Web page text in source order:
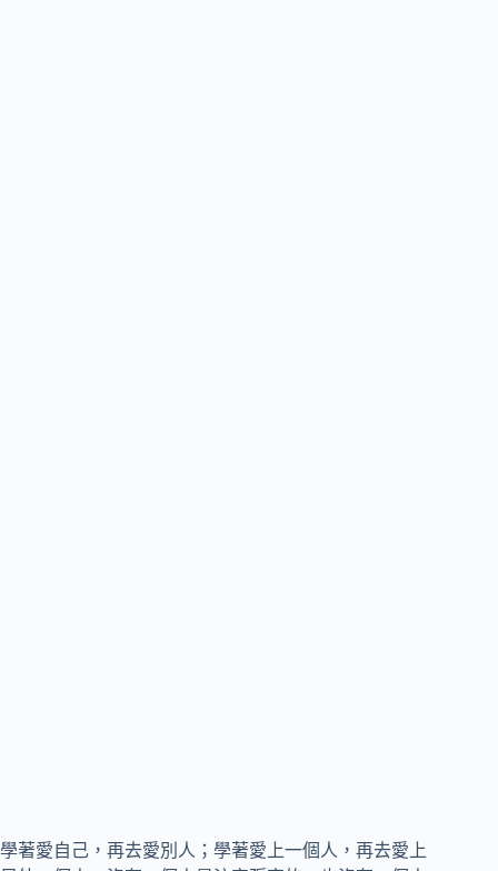
學著愛自己，再去愛別人；學著愛上一個人，再去愛上